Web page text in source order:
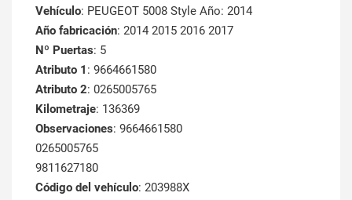
Vehículo: PEUGEOT 5008 Style Año: 2014
Año fabricación: 2014 2015 2016 2017
Nº Puertas: 5
Atributo 1 : 9664661580
Atributo 2: 0265005765
Kilometraje: 136369
Observaciones: 9664661580
0265005765
9811627180
Código del vehículo: 203988X